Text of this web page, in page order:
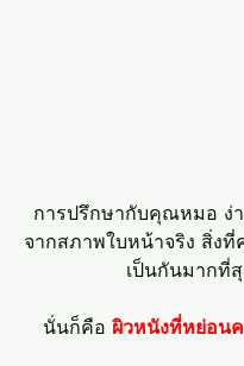
การปรึกษากับคุณหมอ ง่
จากสภาพใบหน้าจริง สิ่ง
เป็นกันมากที่
นั่นก็คือ ผิวหนังที่หย่อน